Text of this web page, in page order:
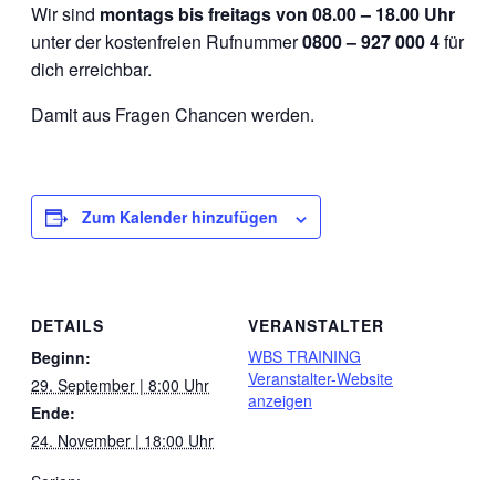
Wir sind montags bis freitags von 08.00 – 18.00 Uhr
unter der kostenfreien Rufnummer0800 – 927 000 4für
dich erreichbar.
Damit aus Fragen Chancen werden.
Zum Kalender hinzufügen
DETAILS
Beginn:
29. September | 8:00 Uhr
Ende:
24. November | 18:00 Uhr
VERANSTALTER
WBS TRAINING
Veranstalter-Website
anzeigen